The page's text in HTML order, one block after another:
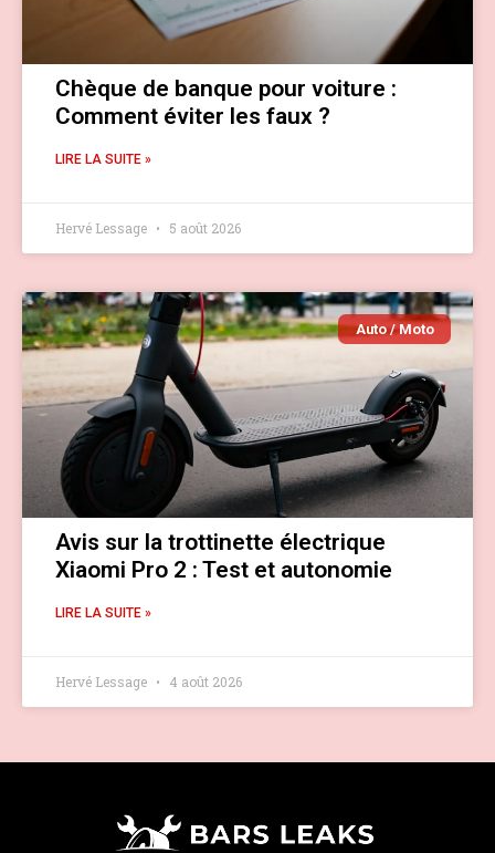
Chèque de banque pour voiture :
Comment éviter les faux ?
LIRE LA SUITE »
Hervé Lessage 5 août 2026
Auto / Moto
Avis sur la trottinette électrique
Xiaomi Pro 2 : Test et autonomie
LIRE LA SUITE »
Hervé Lessage 4 août 2026